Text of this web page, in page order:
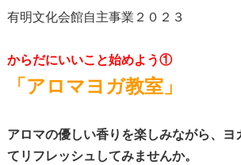
有明文化会館自主事業２０２３
からだにいいこと始めよう①
「アロマヨガ教室」
アロマの優しい香りを楽しみながら、ヨ
てリフレッシュしてみませんか。